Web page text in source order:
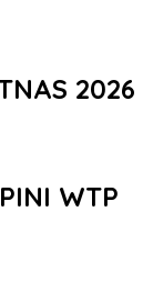
2026
WTP